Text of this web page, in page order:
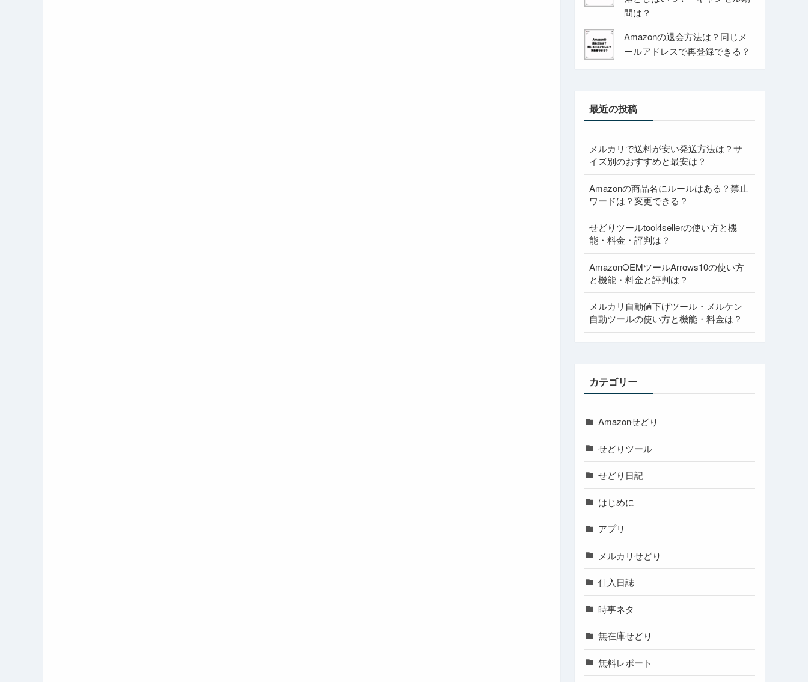
間は？
Amazonの退会方法は？同じメ
ールアドレスで再登録できる？
最近の投稿
メルカリで送料が安い発送方法は？サ
イズ別のおすすめと最安は？
Amazonの商品名にルールはある？禁止
ワードは？変更できる？
せどりツールtool4sellerの使い方と機
能・料金・評判は？
AmazonOEMツールArrows10の使い方
と機能・料金と評判は？
メルカリ自動値下げツール・メルケン
自動ツールの使い方と機能・料金は？
カテゴリー
Amazonせどり
せどりツール
せどり日記
はじめに
アプリ
メルカリせどり
仕入日誌
時事ネタ
無在庫せどり
無料レポート